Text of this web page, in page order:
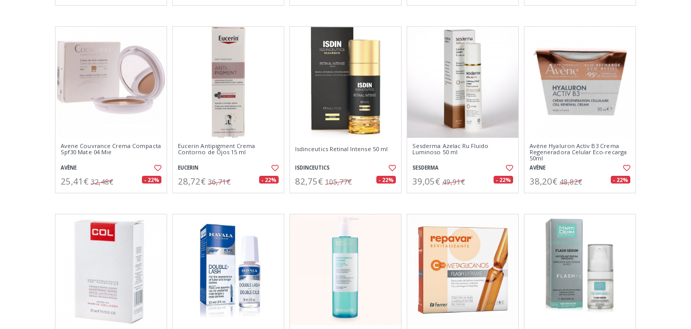
Avene Couvrance Crema Compacta
Spf30 Mate 04 Mie
AVÈNE
25,41€ 32,48€ - 22%
Eucerin Antipigment Crema
Contorno de Ojos 15 ml
EUCERIN
28,72€ 36,71€ - 22%
Isdinceutics Retinal Intense 50 ml
ISDINCEUTICS
82,75€ 105,77€ - 22%
Sesderma Azelac Ru Fluido
Luminoso 50 ml
SESDERMA
39,05€ 49,91€ - 22%
Avène Hyaluron Activ B3 Crema
Regeneradora Celular Eco-recarga
50ml
AVÈNE
38,20€ 48,82€ - 22%